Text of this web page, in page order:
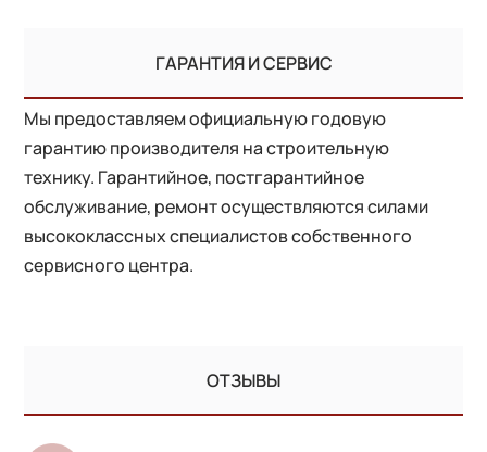
ГАРАНТИЯ И СЕРВИС
Мы предоставляем официальную годовую
гарантию производителя на строительную
технику. Гарантийное, постгарантийное
обслуживание, ремонт осуществляются силами
высококлассных специалистов собственного
сервисного центра.
ОТЗЫВЫ